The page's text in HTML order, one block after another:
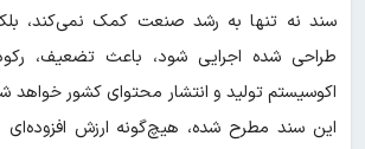
سند نه تنها به رشد صنعت کمک نمی‌کند،
طراحی شده اجرایی شود، باعث تضعیف،
اکوسیستم تولید و انتشار محتوای کشور خواهد
این سند مطرح شده، هیچ‌گونه ارزش